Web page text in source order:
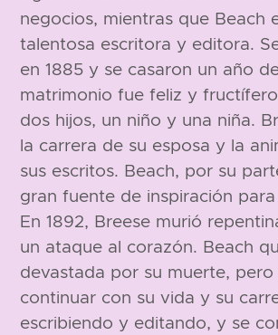
negocios, mientras que Beach
talentosa escritora y editora.
en 1885 y se casaron un año
matrimonio fue feliz y
dos hijos, un niño y una niña.
la carrera de su esposa y la
sus escritos. Beach, por su
gran fuente de inspiración
En 1892, Breese murió
un ataque al corazón. Beach
devastada por su muerte,
continuar con su vida y su
escribiendo y editando, y se